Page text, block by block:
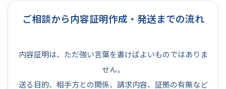
ご相談から内容証明作成・発送までの流れ
内容証明は、ただ強い言葉を書けばよいものではありま
せん。
送る目的、相手方との関係、請求内容、証拠の有無など